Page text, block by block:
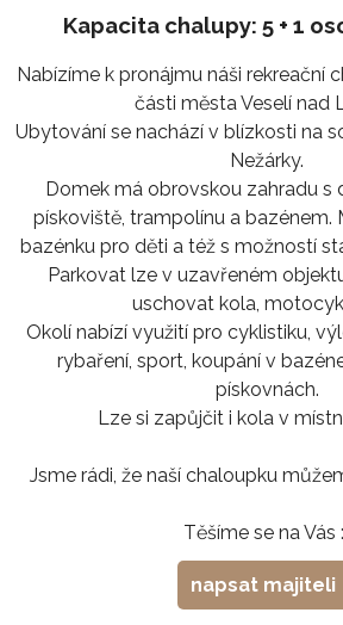
Kapacita chalupy: 5 + 1
Nabízíme k pronájmu náši rekreační
části města Veselí nad
Ubytování se nachází v blízkosti na
Nežárky.
Domek má obrovskou zahradu s
pískoviště, trampolínu a bazénem.
bazénku pro děti a též s možností
Parkovat lze v uzavřeném
uschovat kola,
Okolí nabízí využití pro cyklistiku,
rybaření, sport, koupání v
pískovnách.
Lze si zapůjčit i kola v
Jsme rádi, že naší chaloupku
Těšíme se na Vás
napsat majiteli